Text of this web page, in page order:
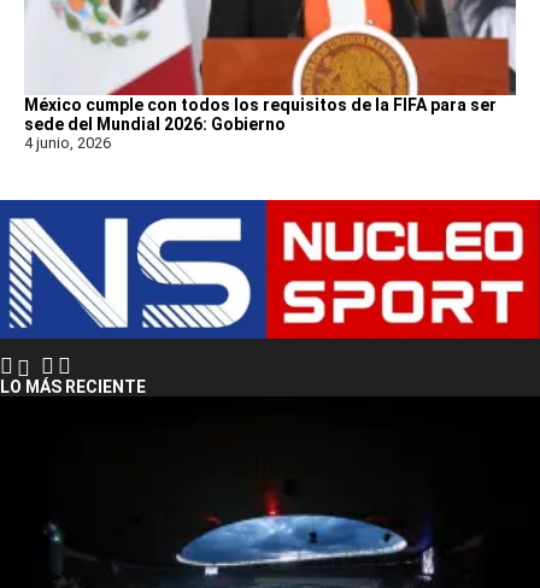
México cumple con todos los requisitos de la FIFA para ser
sede del Mundial 2026: Gobierno
4 junio, 2026
LO MÁS RECIENTE